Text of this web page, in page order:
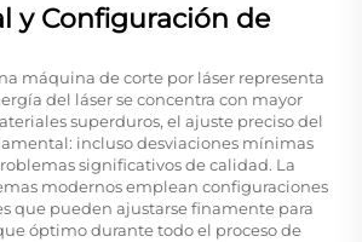
y Configuración de
máquina de corte por láser representa
del láser se concentra con mayor
superduros, el ajuste preciso del
incluso desviaciones mínimas
significativos de calidad. La
modernos emplean configuraciones
que pueden ajustarse finamente para
óptimo durante todo el proceso de